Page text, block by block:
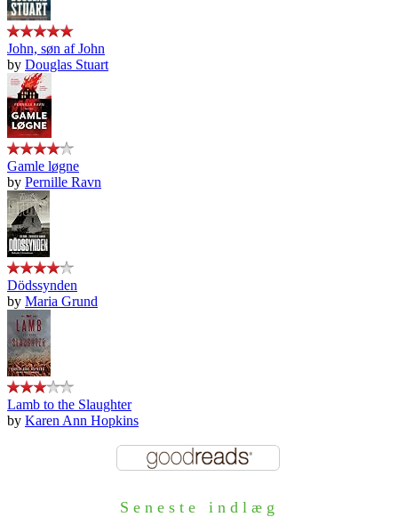
John, søn af John
by Douglas Stuart
Gamle løgne
by Pernille Ravn
Dödssynden
by Maria Grund
Lamb to the Slaughter
by Karen Ann Hopkins
Seneste indlæg